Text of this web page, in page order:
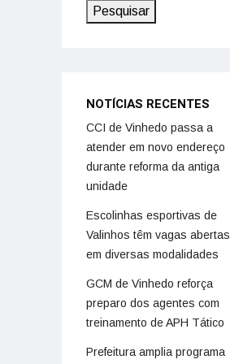
Pesquisar
NOTÍCIAS RECENTES
CCI de Vinhedo passa a
atender em novo endereço
durante reforma da antiga
unidade
Escolinhas esportivas de
Valinhos têm vagas abertas
em diversas modalidades
GCM de Vinhedo reforça
preparo dos agentes com
treinamento de APH Tático
Prefeitura amplia programa